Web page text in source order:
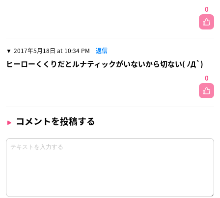
0
2017年5月18日 at 10:34 PM 返信
ヒーローくくりだとルナティックがいないから切ない( ﾉД`)
0
コメントを投稿する